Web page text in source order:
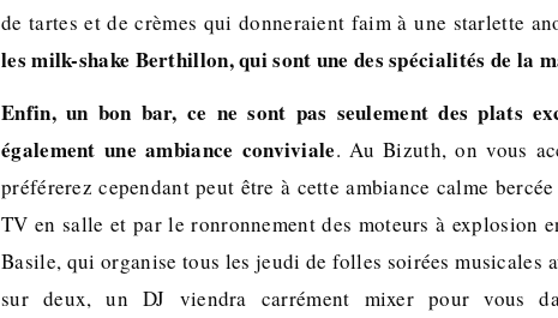
de tartes et de crèmes qui donneraient faim à une starlette
les milk-shake Berthillon, qui sont une des spécialités de la
Enfin, un bon bar, ce ne sont pas seulement des plats
également une ambiance conviviale. Au Bizuth, on vous
préférerez cependant peut être à cette ambiance calme
TV en salle et par le ronronnement des moteurs à explosion
Basile, qui organise tous les jeudi de folles soirées musicales
sur deux, un DJ viendra carrément mixer pour vous